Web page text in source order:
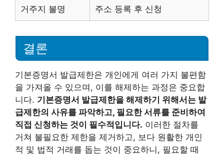
거주지 불명 주소 등록 후 신청
결론
기본증명서 발급제한은 개인에게 여러 가지 불편함
을 가져올 수 있으며, 이를 해제하는 과정은 중요합
니다. 기본증명서 발급제한을 해제하기 위해서는 발
급제한의 사유를 파악하고, 필요한 서류를 준비하여
직접 신청하는 것이 필수적입니다. 이러한 절차를
거쳐 불필요한 제한을 제거하고, 보다 원활한 개인
적 및 법적 거래를 돕는 것이 중요하니, 필요할 때